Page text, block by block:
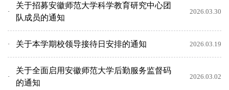
关于招募安徽师范大学科学教育研究中心团
队成员的通知
2026.03.30
关于本学期校领导接待日安排的通知 2026.03.19
关于全面启用安徽师范大学后勤服务监督码
的通知
2026.03.02